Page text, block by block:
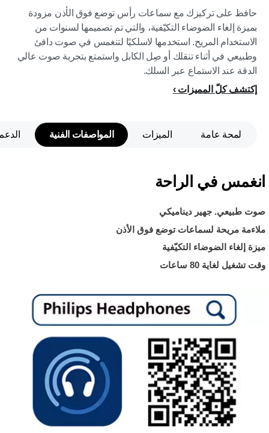
حافظ على تركيزك مع سماعات رأس توضع فوق الأذن مزودة
بميزة إلغاء الضوضاء التكيّفية، والتي تم تصميمها لسنوات من
الاستخدام المريح. استخدمها لاسلكيًا لتنغمس في صوت دافئ
وطبيعي في أثناء تنقلك أو صِل الكابل واستمتع بتجربة صوت عالي
الدقة عند الاستماع عبر السلك.
إكتشف كلّ المميزات
لمحة عامة الميزات المواصفات الفنية
انغمس في الراحة
صوت طبيعي. جهير ديناميكي
ملاءمة مريحة لسماعات توضع فوق الأذن
ميزة إلغاء الضوضاء التكيّفية
وقت تشغيل لغاية 80 ساعات